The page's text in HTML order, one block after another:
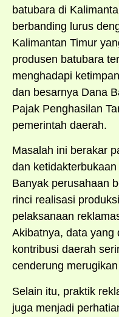
batubara di
berbanding lurus
Kalimantan Timur
produsen batubara
menghadapi
dan besarnya Dana
Pajak Penghasilan
pemerintah daerah.
Masalah ini berakar
dan
Banyak perusahaan
rinci realisasi
pelaksanaan
Akibatnya, data yang
kontribusi daerah
cenderung
Selain itu, praktik
juga menjadi